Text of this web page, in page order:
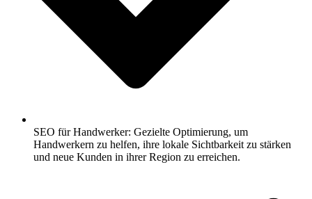
SEO für Handwerker: Gezielte Optimierung, um
Handwerkern zu helfen, ihre lokale Sichtbarkeit zu stärken
und neue Kunden in ihrer Region zu erreichen.